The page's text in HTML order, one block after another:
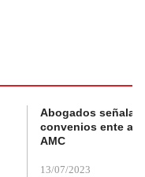
Abogados
convenios ente
AMC
13/07/2023